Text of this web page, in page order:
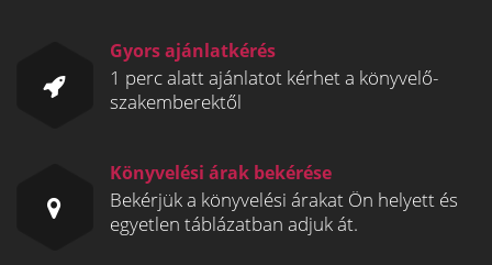
Gyors ajánlatkérés
1 perc alatt ajánlatot kérhet a könyvelő-
szakemberektől
Könyvelési árak bekérése
Bekérjük a könyvelési árakat Ön helyett és
egyetlen táblázatban adjuk át.